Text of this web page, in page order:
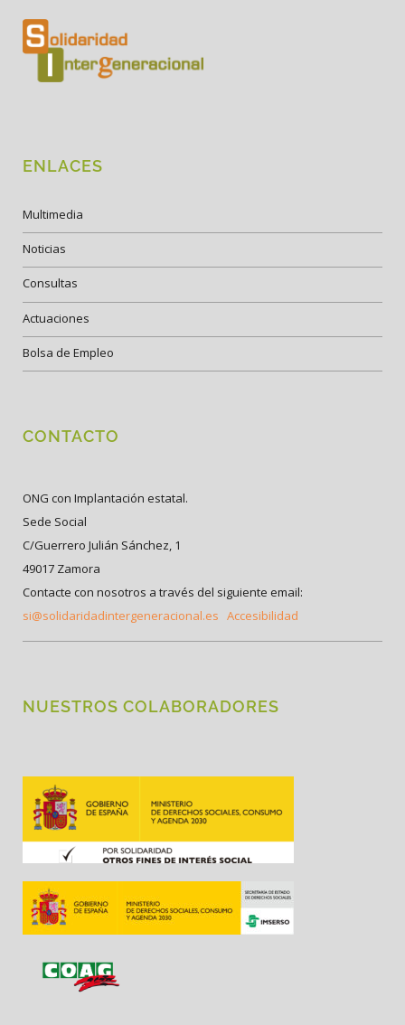
ENLACES
Multimedia
Noticias
Consultas
Actuaciones
Bolsa de Empleo
CONTACTO
ONG con Implantación estatal.
Sede Social
C/Guerrero Julián Sánchez, 1
49017 Zamora
Contacte con nosotros a través del siguiente email:
si@solidaridadintergeneracional.es Accesibilidad
NUESTROS COLABORADORES